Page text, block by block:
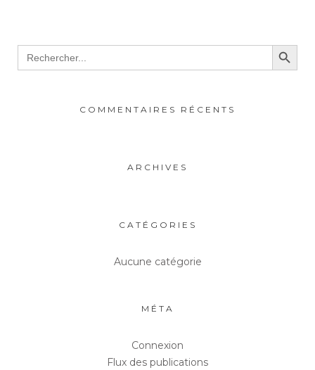
Search
for:
Search Button
COMMENTAIRES RÉCENTS
ARCHIVES
CATÉGORIES
Aucune catégorie
MÉTA
Connexion
Flux des publications